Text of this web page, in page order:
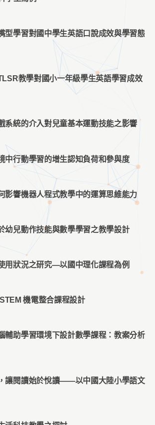
型學習對國中學生英語口說成效與學習態
教學對國小一年級學生英語學習成效
系統的介入對兒童基本運動技能之影響
中行動學習的增生認知負荷和參與度
影響機器人程式教學中的運算思維能力
幼兒動作技能與數學學習之教學設計
用狀況之研究—以國中理化課程為例
機電整合課程設計
輔助學習環境下設計數學課程：教案分析
讓閱讀始於悅讀——以中國⼤陸小學語⽂